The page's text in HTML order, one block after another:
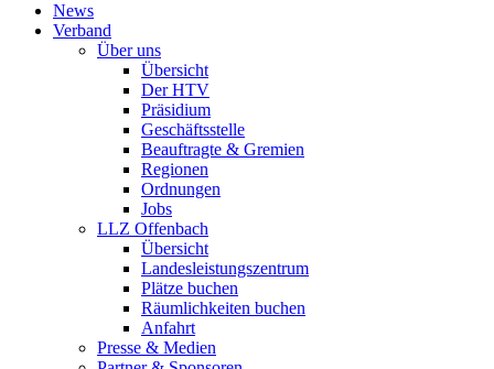
News
Verband
Über uns
Übersicht
Der HTV
Präsidium
Geschäftsstelle
Beauftragte & Gremien
Regionen
Ordnungen
Jobs
LLZ Offenbach
Übersicht
Landesleistungszentrum
Plätze buchen
Räumlichkeiten buchen
Anfahrt
Presse & Medien